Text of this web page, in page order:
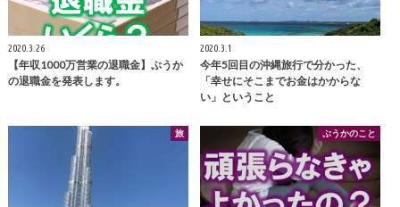
2020.3.26
【年収1000万営業の退職金】ぷうか
の退職金を発表します。
2020.3.1
今年5回目の沖縄旅行で分かった、
「幸せにそこまでお金はかからな
い」ということ
旅 ぷうかのこと